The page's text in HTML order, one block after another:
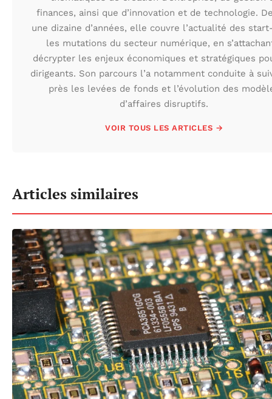
finances, ainsi que d’innovation et de technologie.
une dizaine d’années, elle couvre l’actualité des
les mutations du secteur numérique, en
décrypter les enjeux économiques et stratégiques
dirigeants. Son parcours l’a notamment conduite à
près les levées de fonds et l’évolution des
d’affaires disruptifs.
VOIR TOUS LES ARTICLES →
Articles similaires